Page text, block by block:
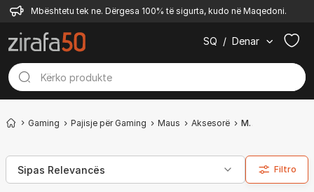
Mbështetu tek ne. Dërgesa 100% të sigurta, kudo në Maqedoni.
SQ / Denar
Gaming Pajisje për Gaming Maus Aksesorë Mauspad
Filtro